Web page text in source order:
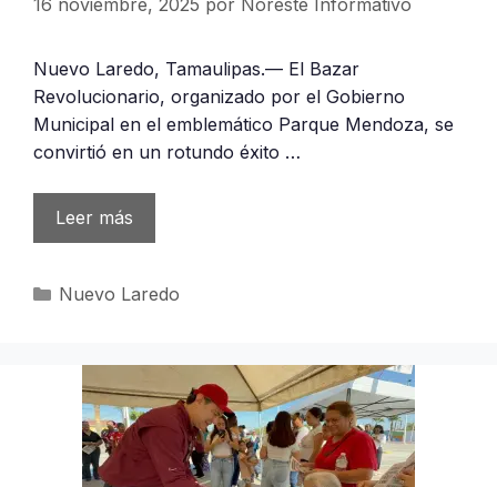
Nuevo Laredo, Tamaulipas.— El Bazar
Revolucionario, organizado por el Gobierno
Municipal en el emblemático Parque Mendoza, se
convirtió en un rotundo éxito …
Leer más
Categorías
Nuevo Laredo